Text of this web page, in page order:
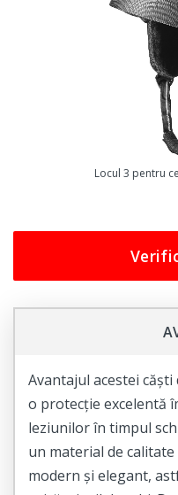
serie de caracteristici
o protecție
ventilarea reglabilă
vară și iarnă. Viziera
vizibilitate optimă în
Pentru a oferi o
de asemenea, o
gamă de culori și
dezamăgiți.
calitate pentru copilul
Turcoaz. Comandați
bucure în siguranță de
Locul 3 pentru
Avantajul acestei
o protecție excelentă
leziunilor în timpul
un material de
modern și elegant,